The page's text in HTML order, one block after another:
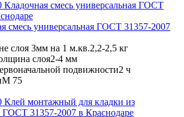
смесь универсальная ГОСТ 31357-2007
слоя 3мм на 1 м.кв.2,2-2,5 кг
слоя2-4 мм
подвижности2 ч
М 75